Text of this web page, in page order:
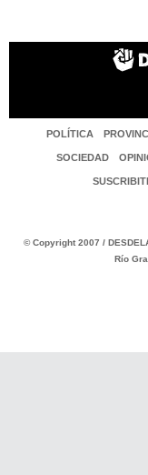
POLÍTICA
SOCIEDAD
© Copyright 2007 /
Río